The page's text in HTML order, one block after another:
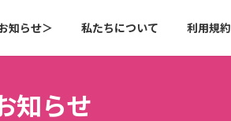
知らせ＞ 私たちについて 利用規約
知らせ